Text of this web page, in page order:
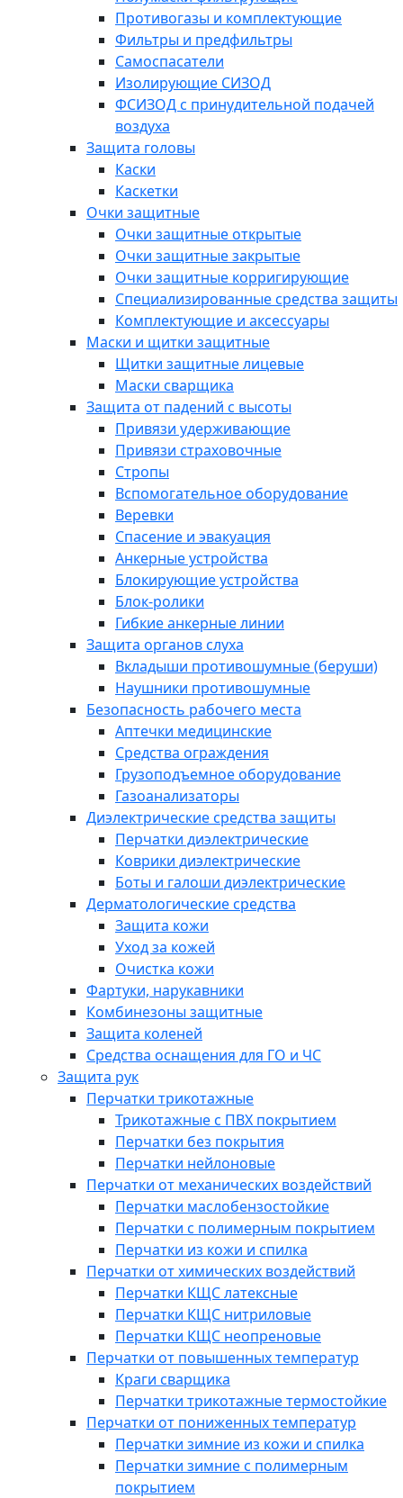
Противогазы и комплектующие
Фильтры и предфильтры
Самоспасатели
Изолирующие СИЗОД
ФСИЗОД с принудительной подачей
воздуха
Защита головы
Каски
Каскетки
Очки защитные
Очки защитные открытые
Очки защитные закрытые
Очки защитные корригирующие
Специализированные средства защиты
Комплектующие и аксессуары
Маски и щитки защитные
Щитки защитные лицевые
Маски сварщика
Защита от падений с высоты
Привязи удерживающие
Привязи страховочные
Стропы
Вспомогательное оборудование
Веревки
Спасение и эвакуация
Анкерные устройства
Блокирующие устройства
Блок-ролики
Гибкие анкерные линии
Защита органов слуха
Вкладыши противошумные (беруши)
Наушники противошумные
Безопасность рабочего места
Аптечки медицинские
Средства ограждения
Грузоподъемное оборудование
Газоанализаторы
Диэлектрические средства защиты
Перчатки диэлектрические
Коврики диэлектрические
Боты и галоши диэлектрические
Дерматологические средства
Защита кожи
Уход за кожей
Очистка кожи
Фартуки, нарукавники
Комбинезоны защитные
Защита коленей
Средства оснащения для ГО и ЧС
Защита рук
Перчатки трикотажные
Трикотажные с ПВХ покрытием
Перчатки без покрытия
Перчатки нейлоновые
Перчатки от механических воздействий
Перчатки маслобензостойкие
Перчатки с полимерным покрытием
Перчатки из кожи и спилка
Перчатки от химических воздействий
Перчатки КЩС латексные
Перчатки КЩС нитриловые
Перчатки КЩС неопреновые
Перчатки от повышенных температур
Краги сварщика
Перчатки трикотажные термостойкие
Перчатки от пониженных температур
Перчатки зимние из кожи и спилка
Перчатки зимние с полимерным
покрытием